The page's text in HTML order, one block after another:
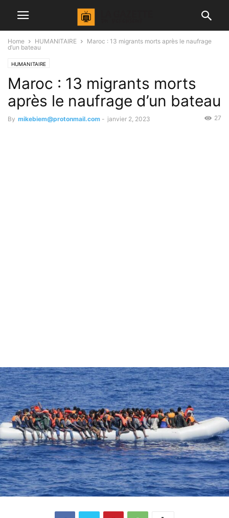
Home HUMANITAIRE
Maroc : 13 migrants morts après le naufrage
d’un bateau
HUMANITAIRE
Maroc : 13 migrants morts
après le naufrage d’un bateau
By mikebiem@protonmail.com - janvier 2, 2023 27